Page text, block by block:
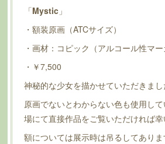
「Mystic」
・額装原画（ATCサイズ）
・画材：コピック（アルコール性マー
・￥7,500
神秘的な少女を描かせていただきまし
原画でないとわからない色も使用し
場にて直接作品をご覧いただければ幸
額については展示時は吊るしてあり